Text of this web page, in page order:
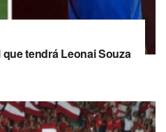
tendrá Leonai Souza